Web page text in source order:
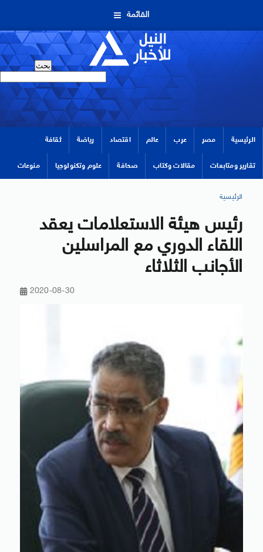
القائمة
الرئيسية مصر عرب عالم اقتصاد رياضة ثقافة
تقارير ومتابعات مقالات وكتاب صحافة علوم وتكنولوجيا منوعات
الرئيسية
رئيس هيئة الاستعلامات يعقد
اللقاء الدوري مع المراسلين
الأجانب الثلاثاء
2020-08-30